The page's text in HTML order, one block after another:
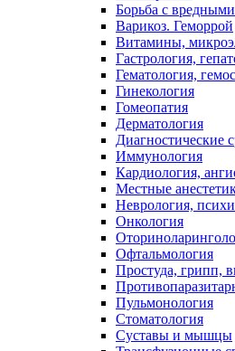
Борьба с
Варикоз. Геморрой
Витамины,
Гастрология,
Гематология,
Гинекология
Гомеопатия
Дерматология
Диагностические
Иммунология
Кардиология,
Местные
Неврология,
Онкология
Офтальмология
Простуда, грипп,
Пульмонология
Стоматология
Суставы и мышцы